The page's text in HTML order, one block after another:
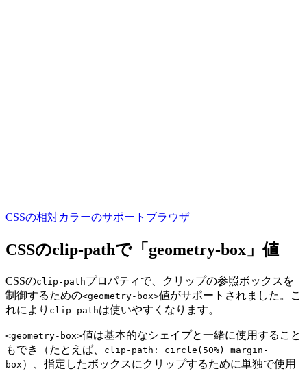
CSSの相対カラーのサポートブラウザ
CSSのclip-pathで「geometry-box」値
CSSのclip-pathプロパティで、クリップの参照ボックスを
制御するための<geometry-box>値がサポートされました。こ
れにより clip-pathは使いやすくなります。
<geometry-box>値は基本的なシェイプと一緒に使用すること
もでき（たとえば、
clip-path: circle(50%) margin-
box ）、指定したボックスにクリップするために単独で使用